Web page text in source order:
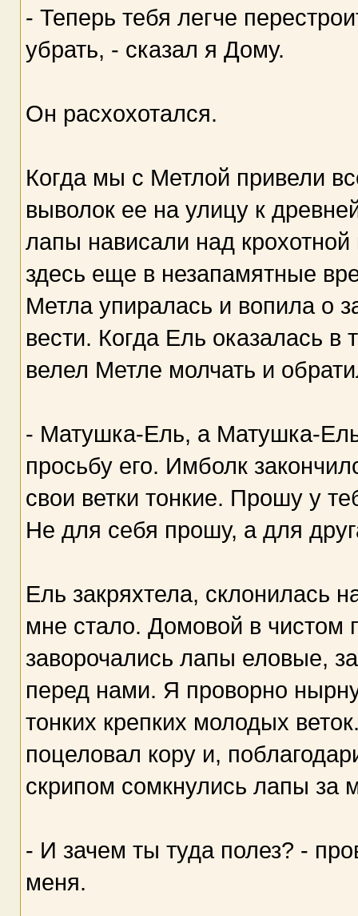
- Теперь тебя легче
убрать, - сказал я Дому.
Он расхохотался.
Когда мы с Метлой привели
выволок ее на улицу к
лапы нависали над
здесь еще в незапамятные
Метла упиралась и вопила о
вести. Когда Ель оказалась
велел Метле молчать и
- Матушка-Ель, а Матушка-
просьбу его. Имболк
свои ветки тонкие. Прошу у
Не для себя прошу, а для
Ель закряхтела, склонилась
мне стало. Домовой в чистом
заворочались лапы еловые,
перед нами. Я проворно
тонких крепких молодых
поцеловал кору и,
скрипом сомкнулись лапы за
- И зачем ты туда полез? -
меня.